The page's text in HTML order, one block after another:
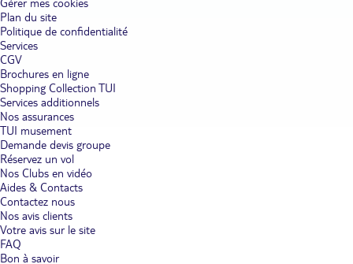
Gérer mes cookies
Plan du site
Politique de confidentialité
Services
CGV
Brochures en ligne
Shopping Collection TUI
Services additionnels
Nos assurances
TUI musement
Demande devis groupe
Réservez un vol
Nos Clubs en vidéo
Aides & Contacts
Contactez nous
Nos avis clients
Votre avis sur le site
FAQ
Bon à savoir